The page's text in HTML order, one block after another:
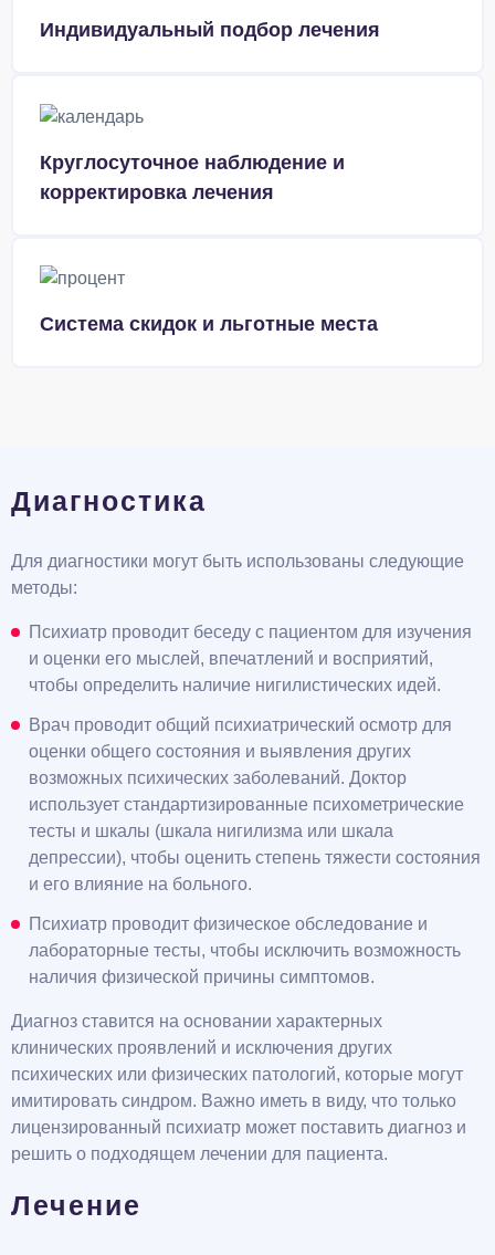
Индивидуальный подбор лечения
Круглосуточное наблюдение и
корректировка лечения
Система скидок и льготные места
Диагностика
Для диагностики могут быть использованы следующие
методы:
Психиатр проводит беседу с пациентом для изучения
и оценки его мыслей, впечатлений и восприятий,
чтобы определить наличие нигилистических идей.
Врач проводит общий психиатрический осмотр для
оценки общего состояния и выявления других
возможных психических заболеваний. Доктор
использует стандартизированные психометрические
тесты и шкалы (шкала нигилизма или шкала
депрессии), чтобы оценить степень тяжести состояния
и его влияние на больного.
Психиатр проводит физическое обследование и
лабораторные тесты, чтобы исключить возможность
наличия физической причины симптомов.
Диагноз ставится на основании характерных
клинических проявлений и исключения других
психических или физических патологий, которые могут
имитировать синдром. Важно иметь в виду, что только
лицензированный психиатр может поставить диагноз и
решить о подходящем лечении для пациента.
Лечение